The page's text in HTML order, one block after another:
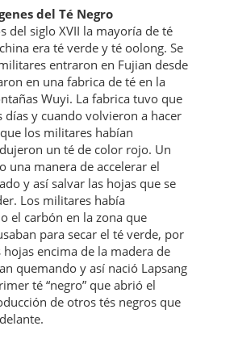
del Té Negro
del siglo XVII la mayoría de té
era té verde y té oolong. Se
entraron en Fujian desde
en una fabrica de té en la
Wuyi. La fabrica tuvo que
días y cuando volvieron a hacer
los militares habían
un té de color rojo. Un
una manera de accelerar el
y así salvar las hojas que se
Los militares había
el carbón en la zona que
para secar el té verde, por
encima de la madera de
quemando y así nació Lapsang
té “negro” que abrió el
de otros tés negros que